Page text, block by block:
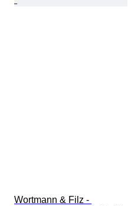
Wortmann & Filz -